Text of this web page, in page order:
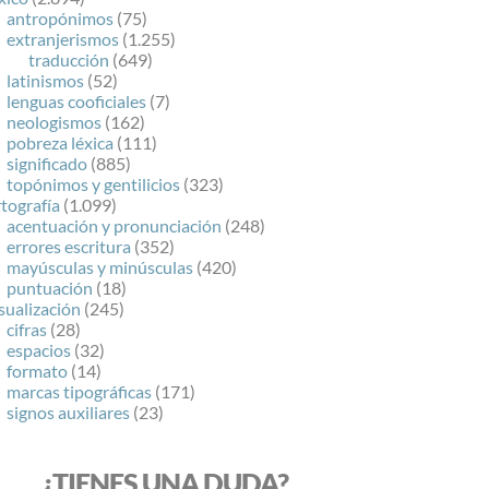
antropónimos (75)
extranjerismos (1.255)
traducción (649)
latinismos (52)
lenguas cooficiales (7)
neologismos (162)
pobreza léxica (111)
significado (885)
topónimos y gentilicios (323)
(1.099)
acentuación y pronunciación (248)
errores escritura (352)
mayúsculas y minúsculas (420)
puntuación (18)
(245)
cifras (28)
espacios (32)
formato (14)
marcas tipográficas (171)
signos auxiliares (23)
¿TIENES UNA DUDA?